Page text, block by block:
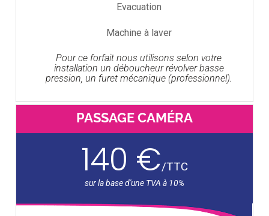
Evacuation
Machine à laver
Pour ce forfait nous utilisons selon votre
installation un déboucheur révolver basse
pression, un furet mécanique (professionnel).
PASSAGE CAMÉRA
140 €/TTC